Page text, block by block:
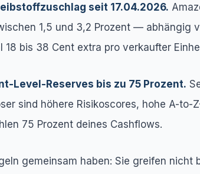
seit 17.04.2026.
1,5 und 3,2 Prozent — abhängig
18 bis 38 Cent extra pro verkaufter
Level-Reserves bis zu 75 Prozent.
sind höhere Risikoscores, hohe A-
75 Prozent deines Cashflows.
gemeinsam haben: Sie greifen